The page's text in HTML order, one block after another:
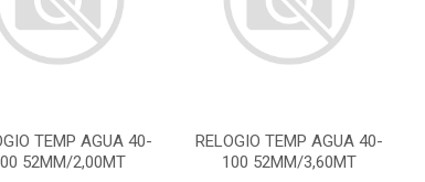
TEMP AGUA 40-
52MM/2,00MT
RELOGIO TEMP AGUA 40-
100 52MM/3,60MT